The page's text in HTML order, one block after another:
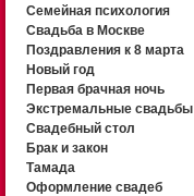
Семейная психология
Свадьба в Москве
Поздравления к 8 марта
Новый год
Первая брачная ночь
Экстремальные свадьбы
Свадебный стол
Брак и закон
Тамада
Оформление свадеб